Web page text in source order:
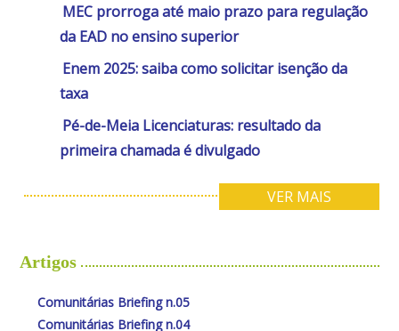
MEC prorroga até maio prazo para regulação
da EAD no ensino superior
Enem 2025: saiba como solicitar isenção da
taxa
Pé-de-Meia Licenciaturas: resultado da
primeira chamada é divulgado
VER MAIS
Artigos
Comunitárias Briefing n.05
Comunitárias Briefing n.04